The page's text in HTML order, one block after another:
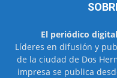
El periódico
Líderes en difusión y
de la ciudad de Dos
impresa se publica